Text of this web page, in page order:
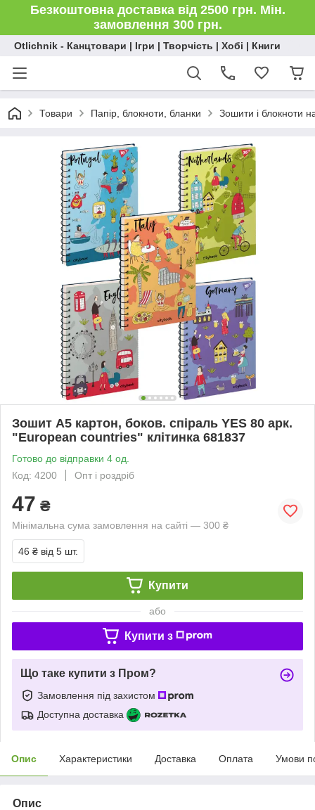
Безкоштовна доставка від 2500 грн. Мін.
замовлення 300 грн.
Otlichnik - Канцтовари | Ігри | Творчість | Хобі | Книги
Товари Папір, блокноти, бланки Зошити і блокноти
Зошит А5 картон, боков. спіраль YES 80 арк.
"European countries" клітинка 681837
Готово до відправки 4 од.
Код: 4200
Опт і роздріб
47 ₴
Мінімальна сума замовлення на сайті — 300 ₴
46 ₴ від 5 шт.
Купити
або
Купити з
Що таке купити з Пром?
Замовлення під захистом
Доступна доставка
Опис Характеристики Доставка Оплата Умови
Опис